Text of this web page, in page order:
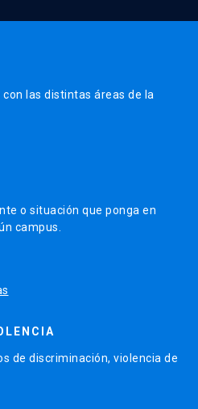
las distintas áreas de la
o situación que ponga en
campus.
de discriminación, violencia de